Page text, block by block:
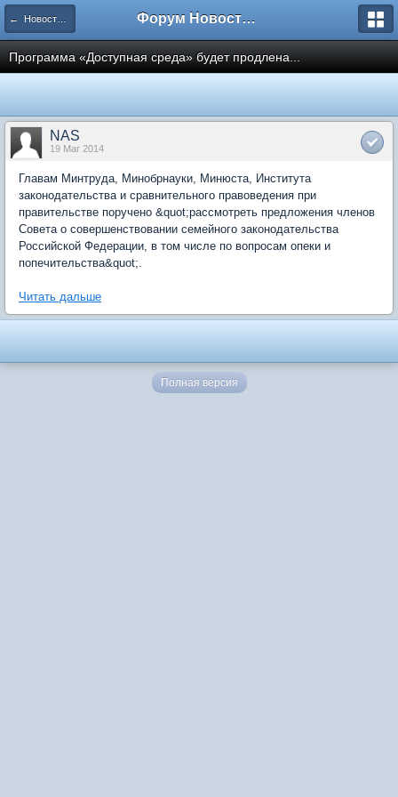
← Новости рынка недвижимости Форум Новостройки
Программа «Доступная среда» будет продлена...
NAS
19 Mar 2014
Главам Минтруда, Минобрнауки, Минюста, Института
законодательства и сравнительного правоведения при
правительстве поручено &quot;рассмотреть предложения членов
Совета о совершенствовании семейного законодательства
Российской Федерации, в том числе по вопросам опеки и
попечительства&quot;.
Читать дальше
Полная версия